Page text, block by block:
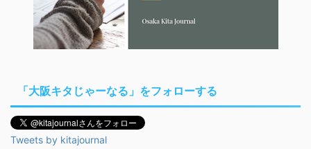
「大阪キタじゃーなる」をフォローする
Tweets by kitajournal